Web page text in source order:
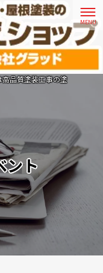
品質塗装工事の塗
ント